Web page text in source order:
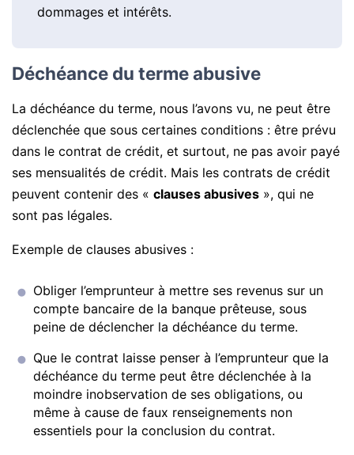
dommages et intérêts.
Déchéance du terme abusive
La déchéance du terme, nous l’avons vu, ne peut être
déclenchée que sous certaines conditions : être prévu
dans le contrat de crédit, et surtout, ne pas avoir payé
ses mensualités de crédit. Mais les contrats de crédit
peuvent contenir des « clauses abusives », qui ne
sont pas légales.
Exemple de clauses abusives :
Obliger l’emprunteur à mettre ses revenus sur un
compte bancaire de la banque prêteuse, sous
peine de déclencher la déchéance du terme.
Que le contrat laisse penser à l’emprunteur que la
déchéance du terme peut être déclenchée à la
moindre inobservation de ses obligations, ou
même à cause de faux renseignements non
essentiels pour la conclusion du contrat.